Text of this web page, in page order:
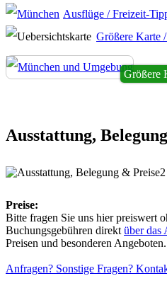
Ausflüge / Freizeit-
Größere Karte
Größere
Ausstattung,
Preise:
Bitte fragen Sie uns hier preiswert
Buchungsgebühren direkt über das
Preisen und besonderen Angeboten.
Anfragen? Sonstige Fragen?